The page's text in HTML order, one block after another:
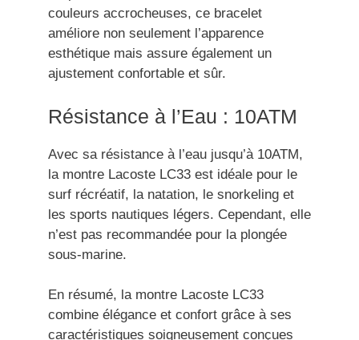
couleurs accrocheuses, ce bracelet
améliore non seulement l’apparence
esthétique mais assure également un
ajustement confortable et sûr.
Résistance à l’Eau : 10ATM
Avec sa résistance à l’eau jusqu’à 10ATM,
la montre Lacoste LC33 est idéale pour le
surf récréatif, la natation, le snorkeling et
les sports nautiques légers. Cependant, elle
n’est pas recommandée pour la plongée
sous-marine.
En résumé, la montre Lacoste LC33
combine élégance et confort grâce à ses
caractéristiques soigneusement conçues